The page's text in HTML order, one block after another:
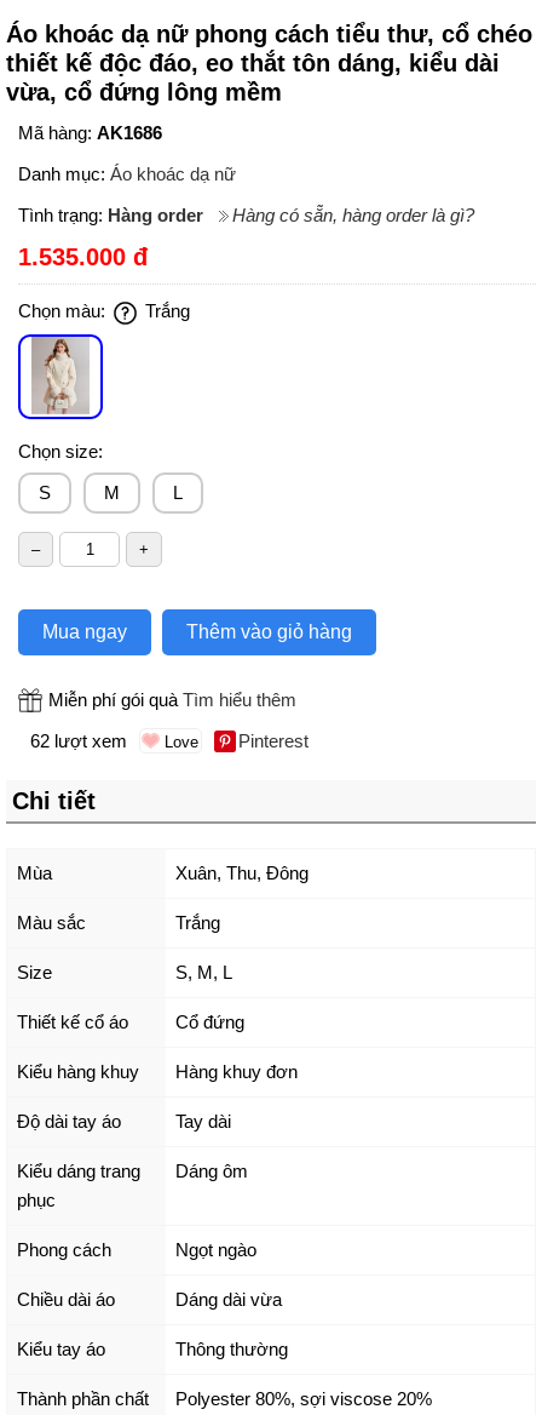
Áo khoác dạ nữ phong cách tiểu thư, cổ chéo
thiết kế độc đáo, eo thắt tôn dáng, kiểu dài
vừa, cổ đứng lông mềm
Mã hàng: AK1686
Danh mục: Áo khoác dạ nữ
Tình trạng: Hàng order Hàng có sẵn, hàng order là gì?
1.535.000 đ
Chọn màu: Trắng
Chọn size:
S
M L
Mua ngay Thêm vào giỏ hàng
Miễn phí gói quà Tìm hiểu thêm
62 lượt xem
Pinterest
Chi tiết
Mùa Xuân, Thu, Đông
Màu sắc Trắng
Size S, M, L
Thiết kế cổ áo Cổ đứng
Kiểu hàng khuy Hàng khuy đơn
Độ dài tay áo Tay dài
Kiểu dáng trang
phục
Dáng ôm
Phong cách Ngọt ngào
Chiều dài áo Dáng dài vừa
Kiểu tay áo Thông thường
Thành phần chất
Polyester 80%, sợi viscose 20%